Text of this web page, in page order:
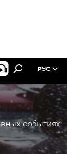
РУС
событиях